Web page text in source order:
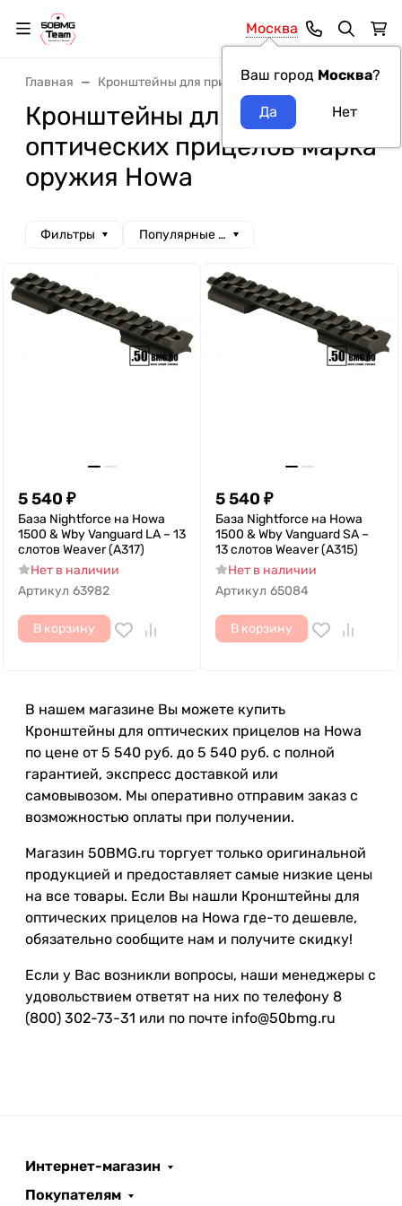
Москва
Ваш город Москва?
Главная Кронштейны для прицелов Кронштейны для
Кронштейны для
оптических прицелов марка
оружия Howa
Фильтры Популярные сначала
5 540 ₽
База Nightforce на Howa
1500 & Wby Vanguard LA – 13
слотов Weaver (A317)
Нет в наличии
Артикул 63982
В корзину
5 540 ₽
База Nightforce на Howa
1500 & Wby Vanguard SA –
13 слотов Weaver (A315)
Нет в наличии
Артикул 65084
В корзину
В нашем магазине Вы можете купить
Кронштейны для оптических прицелов на Howa
по цене от 5 540 руб. до 5 540 руб. с полной
гарантией, экспресс доставкой или
самовывозом. Мы оперативно отправим заказ с
возможностью оплаты при получении.
Магазин 50BMG.ru торгует только оригинальной
продукцией и предоставляет самые низкие цены
на все товары. Если Вы нашли Кронштейны для
оптических прицелов на Howa где-то дешевле,
обязательно сообщите нам и получите скидку!
Если у Вас возникли вопросы, наши менеджеры с
удовольствием ответят на них по телефону 8
(800) 302-73-31 или по почте info@50bmg.ru
Интернет-магазин
Покупателям